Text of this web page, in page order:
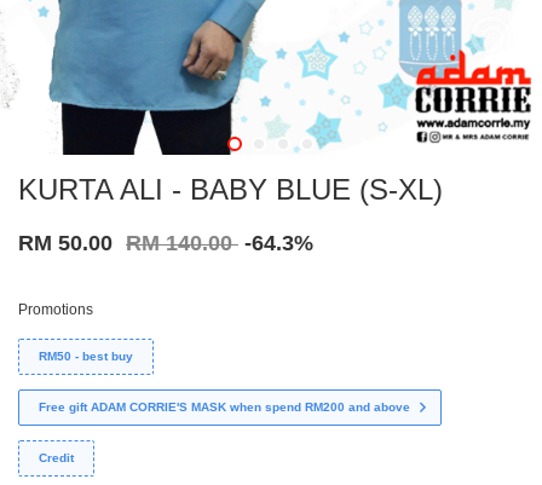
KURTA ALI - BABY BLUE (S-XL)
RM 50.00 RM 140.00 -64.3%
Promotions
RM50 - best buy
Free gift ADAM CORRIE'S MASK when spend RM200 and above
Credit